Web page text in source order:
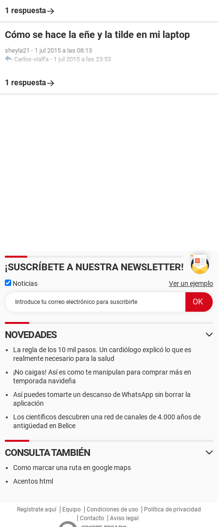
1 respuesta
Cómo se hace la eñe y la tilde en mi laptop
sheyla21 - 1 jul 2015 a las 08:13
Carlos-vialfa - 1 jul 2015 a las 23:53
1 respuesta
¡SUSCRÍBETE A NUESTRA NEWSLETTER!
Noticias Ver un ejemplo
NOVEDADES
La regla de los 10 mil pasos. Un cardiólogo explicó lo que es
realmente necesario para la salud
¡No caigas! Así es como te manipulan para comprar más en
temporada navideña
Así puedes tomarte un descanso de WhatsApp sin borrar la
aplicación
Los científicos descubren una red de canales de 4.000 años de
antigüedad en Belice
CONSULTA TAMBIÉN
Como marcar una ruta en google maps
Acentos html
Regístrate aquí Equipo Condiciones de uso
Política de privacidad
Contacto
Aviso legal